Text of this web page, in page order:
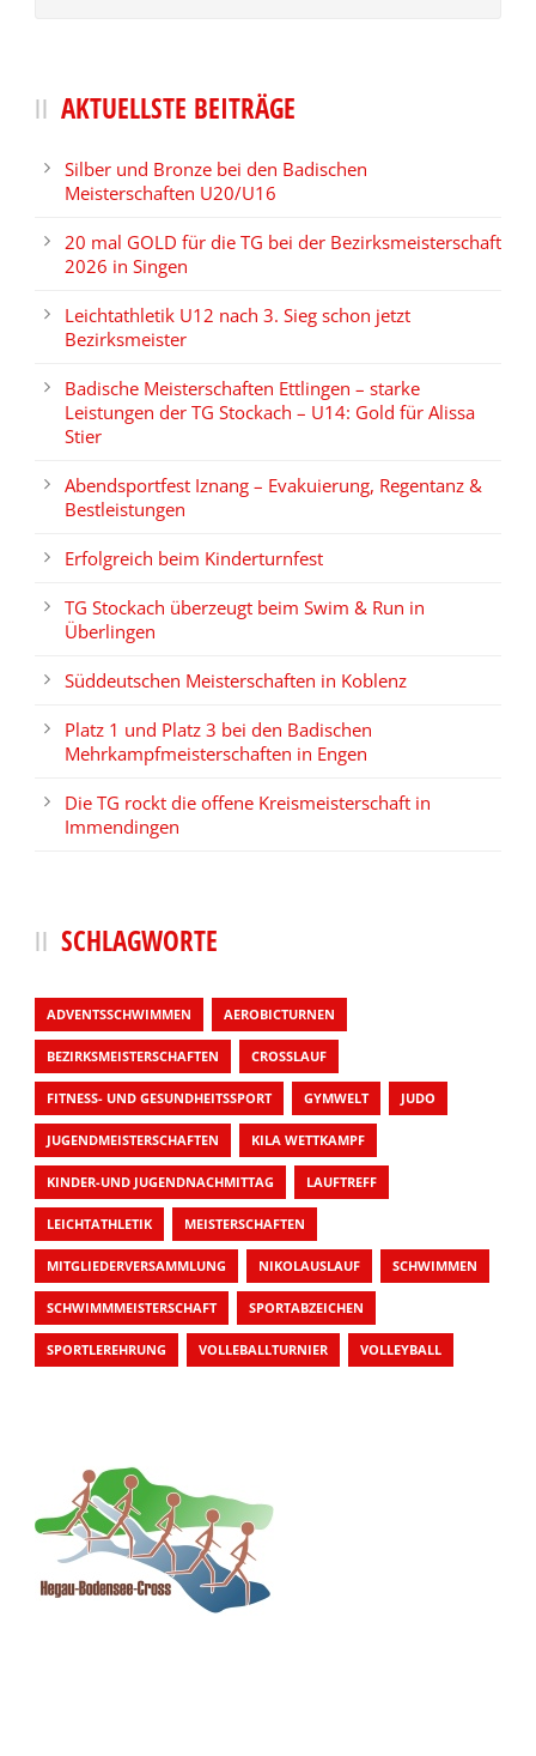
AKTUELLSTE BEITRÄGE
Silber und Bronze bei den Badischen
Meisterschaften U20/U16
20 mal GOLD für die TG bei der Bezirksmeisterschaft
2026 in Singen
Leichtathletik U12 nach 3. Sieg schon jetzt
Bezirksmeister
Badische Meisterschaften Ettlingen – starke
Leistungen der TG Stockach – U14: Gold für Alissa
Stier
Abendsportfest Iznang – Evakuierung, Regentanz &
Bestleistungen
Erfolgreich beim Kinderturnfest
TG Stockach überzeugt beim Swim & Run in
Überlingen
Süddeutschen Meisterschaften in Koblenz
Platz 1 und Platz 3 bei den Badischen
Mehrkampfmeisterschaften in Engen
Die TG rockt die offene Kreismeisterschaft in
Immendingen
SCHLAGWORTE
ADVENTSSCHWIMMEN AEROBICTURNEN
BEZIRKSMEISTERSCHAFTEN CROSSLAUF
FITNESS- UND GESUNDHEITSSPORT GYMWELT JUDO
JUGENDMEISTERSCHAFTEN KILA WETTKAMPF
KINDER-UND JUGENDNACHMITTAG LAUFTREFF
LEICHTATHLETIK MEISTERSCHAFTEN
MITGLIEDERVERSAMMLUNG NIKOLAUSLAUF SCHWIMMEN
SCHWIMMMEISTERSCHAFT SPORTABZEICHEN
SPORTLEREHRUNG VOLLEBALLTURNIER VOLLEYBALL